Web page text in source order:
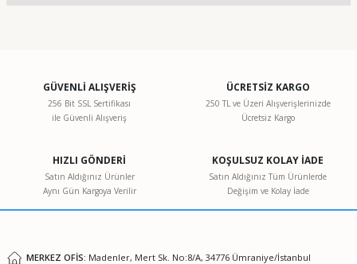
Görüş ve önerileriniz için teşekkür ederiz.
Ürün resmi kalitesiz, bozuk veya görüntülenemiyor.
Ürün bilgilerinde hatalar bulunuyor.
Ürün fiyatı diğer sitelerden daha pahalı.
GÜVENLİ ALIŞVERİŞ
256 Bit SSL Sertifikası
ile Güvenli Alışveriş
ÜCRETSİZ KARGO
250 TL ve Üzeri Alışverişlerinizde
Ücretsiz Kargo
HIZLI GÖNDERİ
Satın Aldığınız Ürünler
Aynı Gün Kargoya Verilir
KOŞULSUZ KOLAY İADE
Satın Aldığınız Tüm Ürünlerde
Değişim ve Kolay İade
MERKEZ OFİS: Madenler, Mert Sk. No:8/A, 34776 Ümraniye/İstanbul